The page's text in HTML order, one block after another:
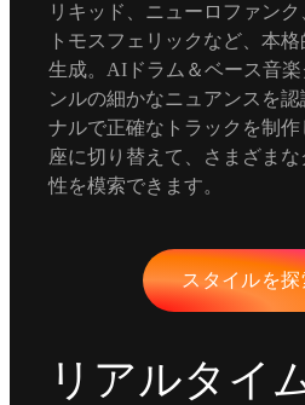
リキッド、ニューロファン
トモスフェリックなど、本
生成。AIドラム＆ベース音
ンルの細かなニュアンスを
ナルで正確なトラックを制
座に切り替えて、さまざま
性を模索できます。
スタイルを
リアルタイ